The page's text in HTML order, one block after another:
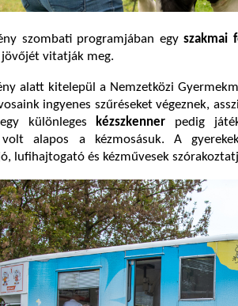
szombati programjában egyszakmai
vitatják meg.
alatt kitelepül a Nemzetközi
ingyenes szűréseket végeznek,
különlegeskézszkenner pedig
alapos a kézmosásuk. A
lufihajtogató és kézművesek